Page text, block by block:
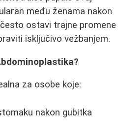
među ženama nakon
ostavi trajne promene
isključivo vežbanjem.
za osobe koje:
nakon gubitka